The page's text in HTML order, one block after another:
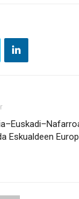
Eskualdeen